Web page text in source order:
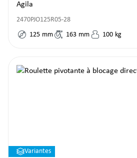
Agila
2470PJO125R05-28
125 mm 163 mm 100 kg
Variantes